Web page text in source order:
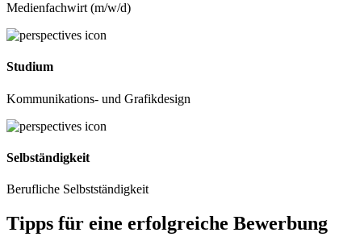
Medienfachwirt (m/w/d)
Studium
Kommunikations- und Grafikdesign
Selbständigkeit
Berufliche Selbstständigkeit
Tipps für eine erfolgreiche Bewerbung